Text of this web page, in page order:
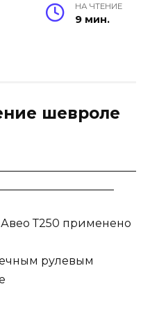
НА ЧТЕНИЕ
9 мин.
шевроле
Т250 применено
рулевым